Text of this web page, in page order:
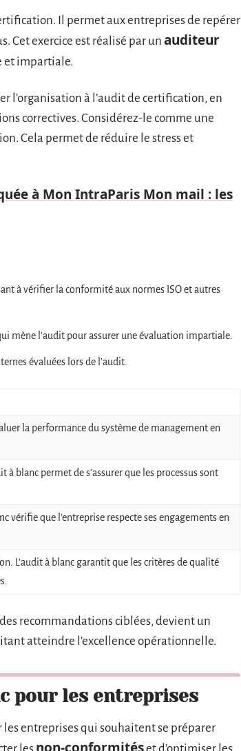
Il permet aux entreprises de repérer
Cet exercice est réalisé par un auditeur
et impartiale.
l’organisation à l’audit de certification, en
correctives. Considérez-le comme une
Cela permet de réduire le stress et
à Mon IntraParis Mon mail : les
à vérifier la conformité aux normes ISO et autres
mène l’audit pour assurer une évaluation impartiale.
évaluées lors de l’audit.
la performance du système de management en
blanc permet de s’assurer que les processus sont
vérifie que l’entreprise respecte ses engagements en
L’audit à blanc garantit que les critères de qualité
recommandations ciblées, devient un
atteindre l’excellence opérationnelle.
pour les entreprises
entreprises qui souhaitent se préparer